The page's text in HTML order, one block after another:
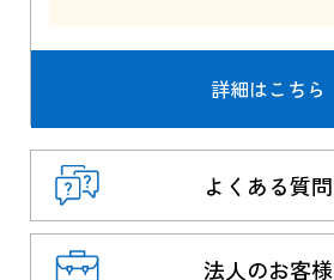
詳細はこちら
よくある質問
法人のお客様